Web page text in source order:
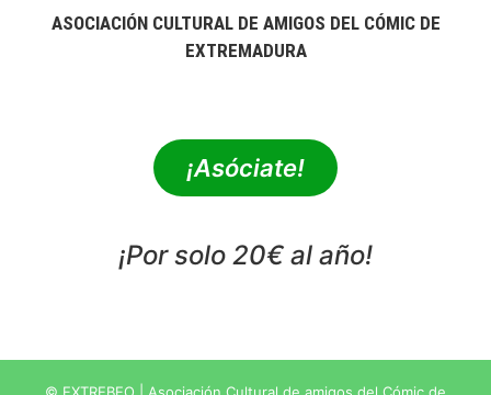
ASOCIACIÓN CULTURAL DE AMIGOS DEL CÓMIC DE
EXTREMADURA
¡Asóciate!
¡Por solo 20€ al año!
© EXTREBEO | Asociación Cultural de amigos del Cómic de